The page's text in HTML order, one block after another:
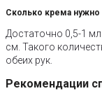
Сколько крема нужно
Достаточно 0,5-1
см. Такого
обеих рук.
Рекомендации